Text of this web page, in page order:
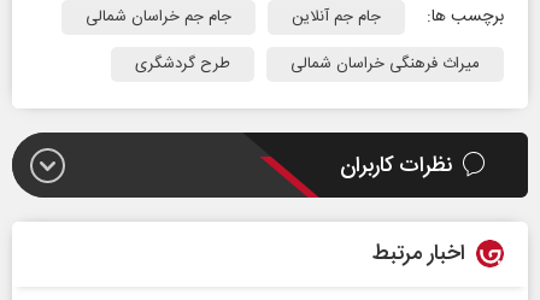
برچسب ها: جام جم آنلاین
جام جم خراسان شمالی
میراث فرهنگی خراسان شمالی
طرح گردشگری
نظرات کاربران
اخبار مرتبط